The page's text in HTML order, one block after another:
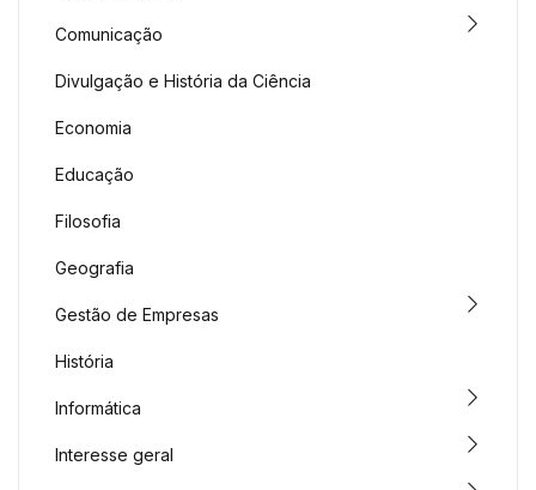
Comunicação
Divulgação e História da Ciência
Economia
Educação
Filosofia
Geografia
Gestão de Empresas
História
Informática
Interesse geral